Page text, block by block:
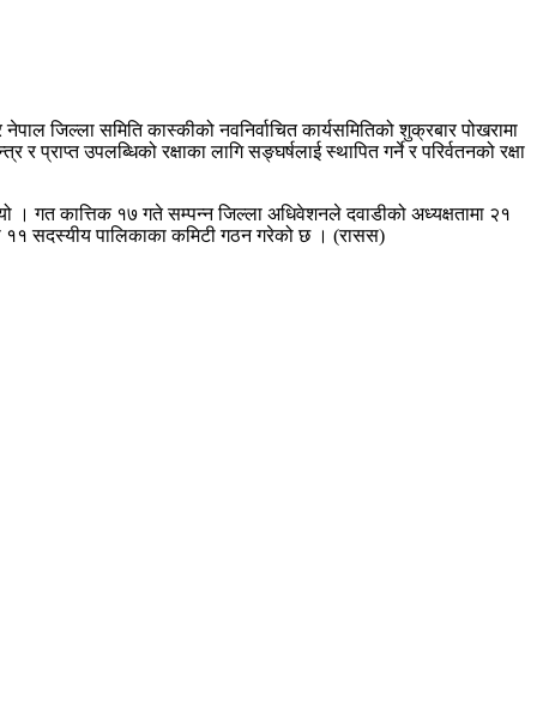
जिल्ला समिति कास्कीको नवनिर्वाचित कार्यसमितिको शुक्रबार पोखरामा
उपलब्धिको रक्षाका लागि सङ्घर्षलाई स्थापित गर्ने र परिर्वतनको रक्षा
। गत कात्तिक १७ गते सम्पन्न जिल्ला अधिवेशनले दवाडीको अध्यक्षतामा २१
११ सदस्यीय पालिकाका कमिटी गठन गरेको छ । (रासस)